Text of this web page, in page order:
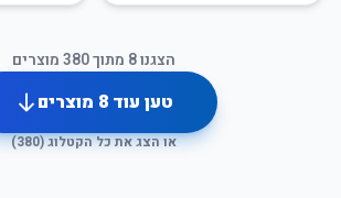
הצגנו8 מתוך380מוצרים
טען עוד8 מוצרים
או הצג את כל הקטלוג (380
)